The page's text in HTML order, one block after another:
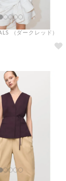
（ダークレッド）